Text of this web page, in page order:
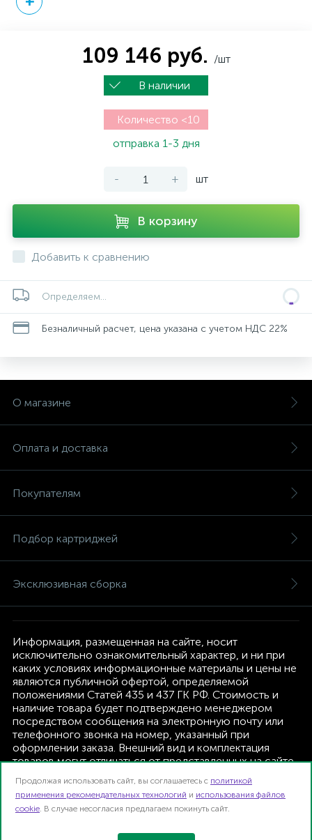
109 146 руб. /шт
В наличии
Количество <10
отправка 1-3 дня
- + шт
В корзину
Добавить к сравнению
Определяем...
Безналичный расчет, цена указана с учетом НДС 22%
О магазине
Оплата и доставка
Покупателям
Подбор картриджей
Эксклюзивная сборка
Информация, размещенная на сайте, носит
исключительно ознакомительный характер, и ни при
каких условиях информационные материалы и цены не
являются публичной офертой, определяемой
положениями Статей 435 и 437 ГК РФ. Стоимость и
наличие товара будет подтверждено менеджером
посредством сообщения на электронную почту или
телефонного звонка на номер, указанный при
оформлении заказа. Внешний вид и комплектация
товаров могут отличаться от представленных на сайте.
текущую комплектацию, без дополнительного
уведомления.
Продолжая использовать сайт, вы соглашаетесь с политикой
применения рекомендательных технологий и использования файлов
cookie. В случае несогласия предлагаем покинуть сайт.